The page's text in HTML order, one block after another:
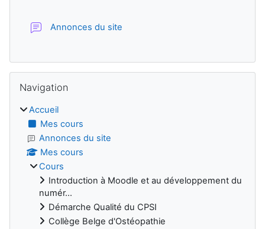
Annonces du site
Navigation
Accueil
Mes cours
Annonces du site
Mes cours
Cours
Introduction à Moodle et au développement du
numér...
Démarche Qualité du CPSI
Collège Belge d'Ostéopathie